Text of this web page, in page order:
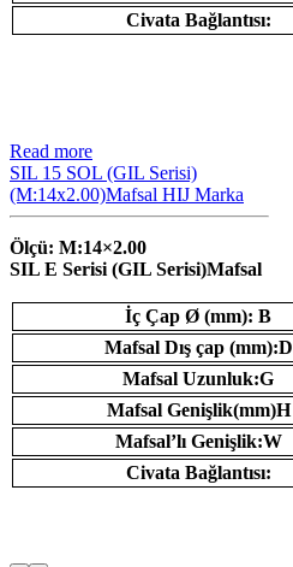
Civata Bağlantısı:
Read more
SIL 15 SOL (GIL Serisi)
(M:14x2.00)Mafsal HIJ Marka
Ölçü: M:14×2.00
SIL E Serisi (GIL Serisi)Mafsal
İç Çap Ø (mm): B
Mafsal Dış çap (mm):D
Mafsal Uzunluk:G
Mafsal Genişlik(mm)H
Mafsal’lı Genişlik:W
Civata Bağlantısı: